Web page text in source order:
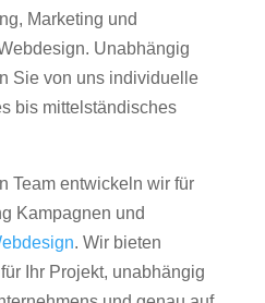
Marketing und
Unabhängig
Sie von uns individuelle
bis mittelständisches
Team entwickeln wir für
Kampagnen und
. Wir bieten
Ihr Projekt, unabhängig